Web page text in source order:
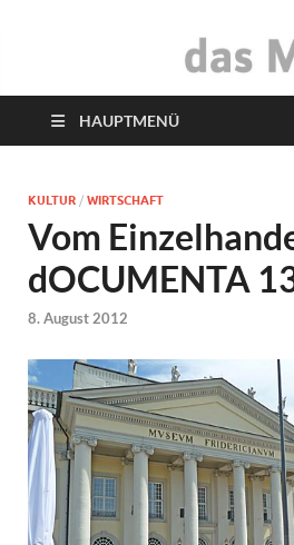
das
HAUPTMENÜ
KULTUR / WIRTSCHAFT
Vom
dOCUMENTA
8. August 2012